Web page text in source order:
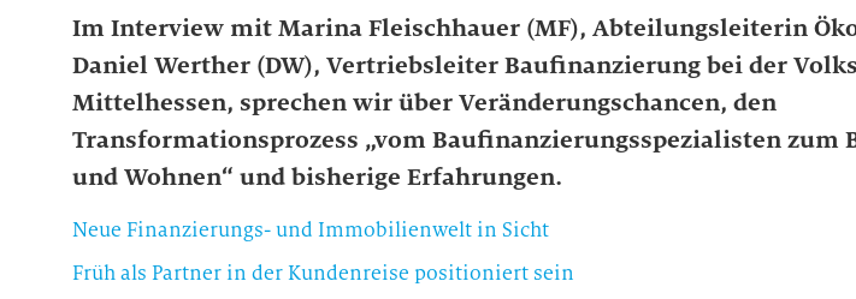
Im Interview mit Marina Fleischhauer (MF), Abteilungsleiterin
Daniel Werther (DW), Vertriebsleiter Baufinanzierung bei der
Mittelhessen, sprechen wir über Veränderungschancen, den
Transformationsprozess „vom Baufinanzierungsspezialisten zum
und Wohnen“ und bisherige Erfahrungen.
Neue Finanzierungs- und Immobilienwelt in Sicht
Früh als Partner in der Kundenreise positioniert sein